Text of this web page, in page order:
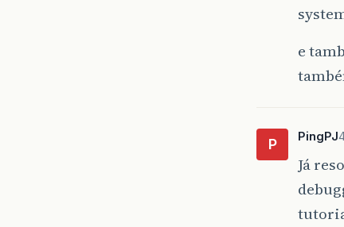
e
P PingPJ
Já